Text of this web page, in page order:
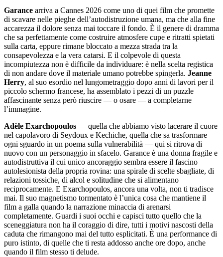
Garance arriva a Cannes 2026 come uno di quei film che promette
di scavare nelle pieghe dell’autodistruzione umana, ma che alla fine
accarezza il dolore senza mai toccare il fondo. È il genere di dramma
che sa perfettamente come costruire atmosfere cupe e ritratti spietati
sulla carta, eppure rimane bloccato a mezza strada tra la
consapevolezza e la vera catarsi. E il colpevole di questa
incompiutezza non è difficile da individuare: è nella scelta registica
di non andare dove il materiale umano potrebbe spingerla. Jeanne
Herry, al suo esordio nel lungometraggio dopo anni di lavori per il
piccolo schermo francese, ha assemblato i pezzi di un puzzle
affascinante senza però riuscire — o osare — a completarne
l’immagine.
Adèle Exarchopoulos — quella che abbiamo visto lacerare il cuore
nel capolavoro di Seydoux e Kechiche, quella che sa trasformare
ogni sguardo in un poema sulla vulnerabilità — qui si ritrova di
nuovo con un personaggio in sfacelo. Garance è una donna fragile e
autodistruttiva il cui unico ancoraggio sembra essere il fascino
autolesionista della propria rovina: una spirale di scelte sbagliate, di
relazioni tossiche, di alcol e solitudine che si alimentano
reciprocamente. E Exarchopoulos, ancora una volta, non ti tradisce
mai. Il suo magnetismo tormentato è l’unica cosa che mantiene il
film a galla quando la narrazione minaccia di arenarsi
completamente. Guardi i suoi occhi e capisci tutto quello che la
sceneggiatura non ha il coraggio di dire, tutti i motivi nascosti della
caduta che rimangono mai del tutto esplicitati. È una performance di
puro istinto, di quelle che ti resta addosso anche ore dopo, anche
quando il film stesso ti delude.